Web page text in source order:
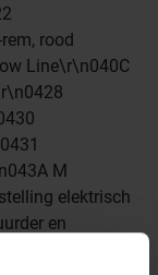
rood
Line\r\n040C
M
elektrisch
en